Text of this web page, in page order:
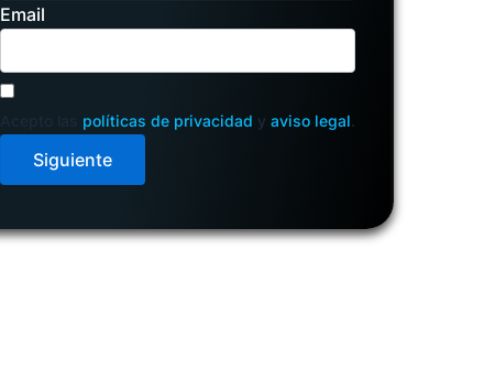
Email
Acepto las políticas de privacidad yaviso legal.
Siguiente